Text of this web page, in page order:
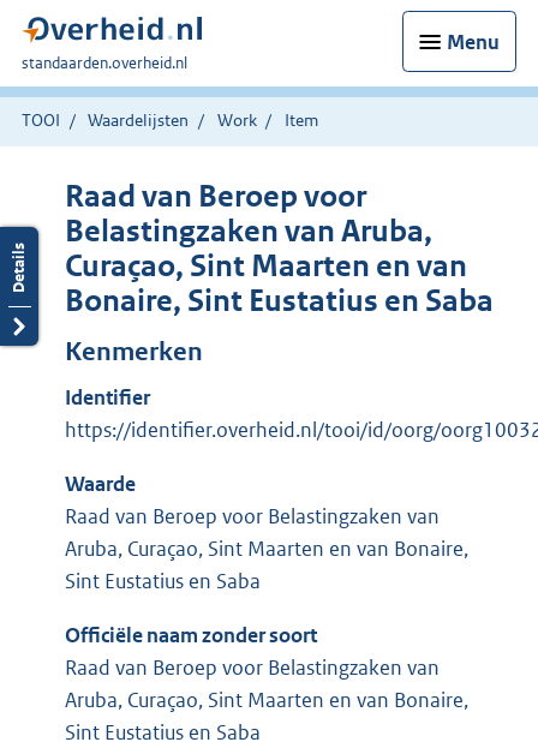
Menu
U
bent
hier:
standaarden.overheid.nl
TOOI Waardelijsten Work Item
Raad van Beroep voor
Belastingzaken van Aruba,
Curaçao, Sint Maarten en van
Bonaire, Sint Eustatius en Saba
Kenmerken
Identifier
https://identifier.overheid.nl/tooi/id/oorg/
Waarde
Raad van Beroep voor Belastingzaken van
Aruba, Curaçao, Sint Maarten en van Bonaire,
Sint Eustatius en Saba
Officiële naam zonder soort
Raad van Beroep voor Belastingzaken van
Aruba, Curaçao, Sint Maarten en van Bonaire,
Sint Eustatius en Saba